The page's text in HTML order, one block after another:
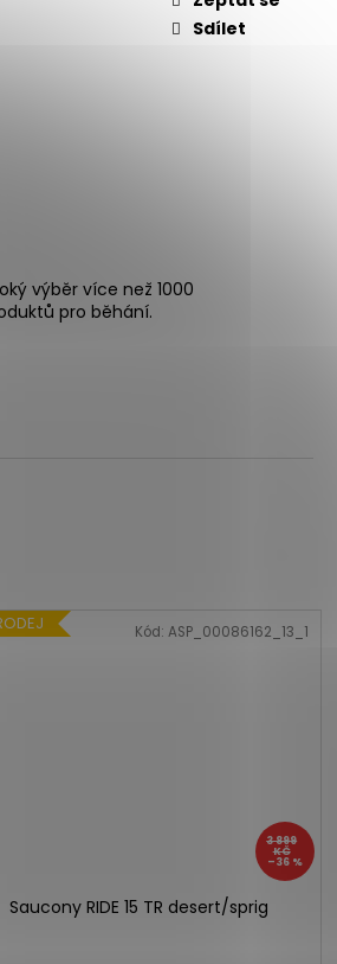
Sdílet
výběr více než 1000
pro běhání.
3 899
KČ
–36 %
Saucony RIDE 15 TR desert/sprig
Kód: ASP_00086162_13_1